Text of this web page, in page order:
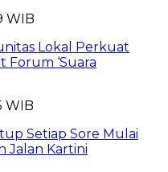
WIB
Lokal Perkuat
Forum ‘Suara
WIB
Setiap Sore Mulai
Jalan Kartini